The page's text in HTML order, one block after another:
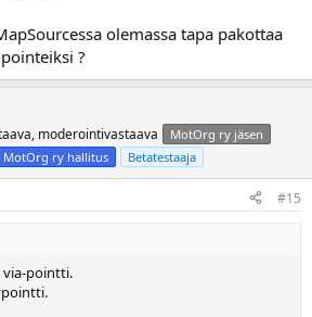
olemassa tapa pakottaa
?
moderointivastaava
MotOrg ry jäsen
MotOrg ry hallitus Betatestaaja
#15
via-pointti.